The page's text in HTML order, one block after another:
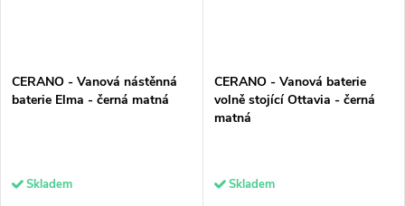
CERANO - Vanová nástěnná
baterie Elma - černá matná
Skladem
CERANO - Vanová baterie
volně stojící Ottavia - černá
matná
Skladem